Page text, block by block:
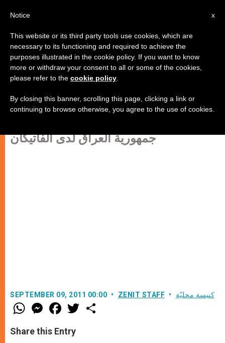
الحوار … هل هو ترف فكري أم
ضرورة ملحة
جمهورية العراق لدى الفاتيكان
SEPTEMBER 09, 2011 00:00 ZENIT STAFF كنيسة محليّة
W
h
t
s
M
e
s
e
F
a
e
b
w
Share this Entry
x
Notice
This website or its third party tools use cookies, which are
necessary to its functioning and required to achieve the
purposes illustrated in the cookie policy. If you want to know
more or withdraw your consent to all or some of the cookies,
please refer to the cookie policy
By closing this banner, scrolling this page, clicking a link or
continuing to browse otherwise, you agree to the use of cookies.